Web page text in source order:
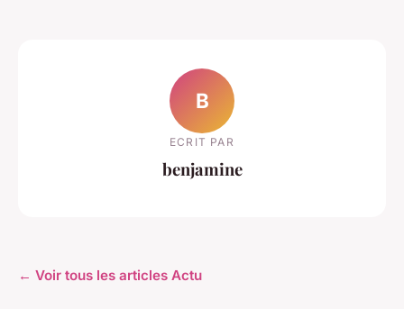
B
ECRIT PAR
benjamine
← Voir tous les articles Actu